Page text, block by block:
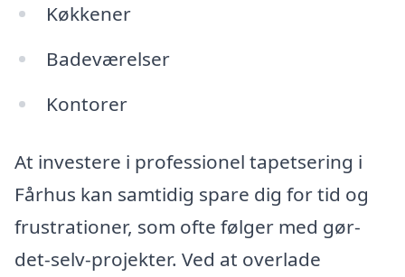
Køkkener
Badeværelser
Kontorer
At investere i professionel tapetsering i
Fårhus kan samtidig spare dig for tid og
frustrationer, som ofte følger med gør-
det-selv-projekter. Ved at overlade